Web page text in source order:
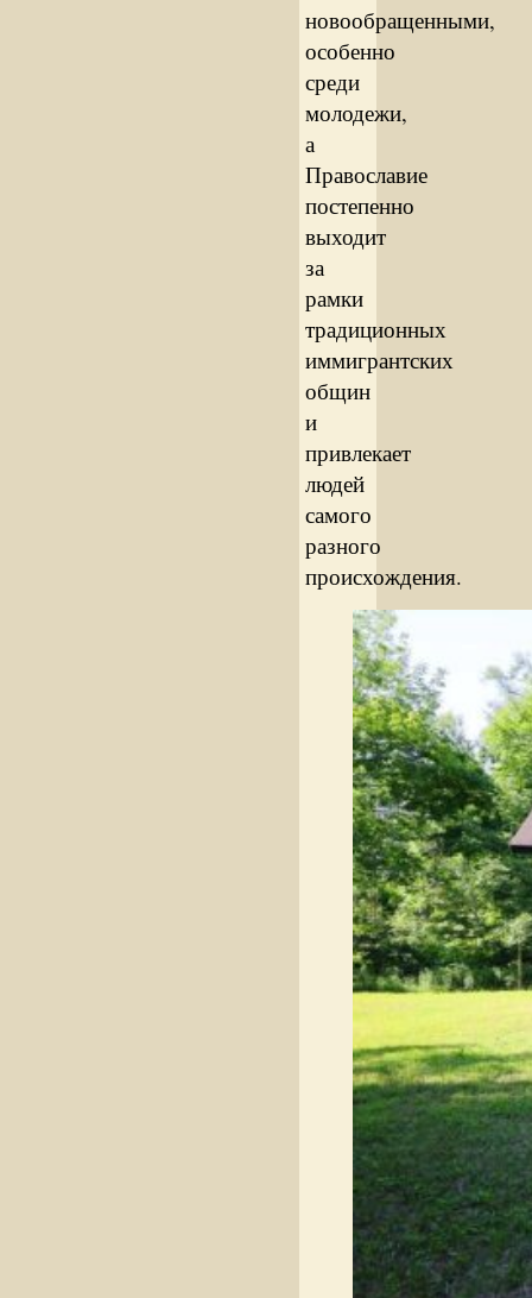
новообращенными,
особенно
среди
молодежи,
а
Православие
постепенно
выходит
за
рамки
традиционных
иммигрантских
общин
и
привлекает
людей
самого
разного
происхождения.